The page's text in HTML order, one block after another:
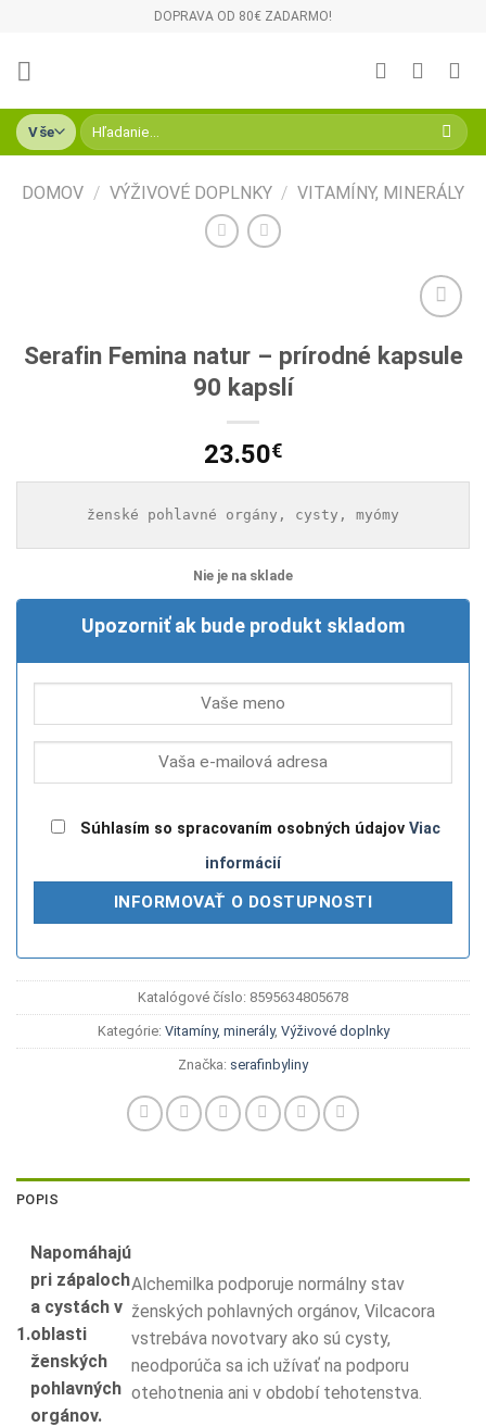
content
DOPRAVA OD 80€ ZADARMO!
Hľadať:
DOMOV / VÝŽIVOVÉ DOPLNKY / VITAMÍNY, MINERÁLY
zoznamu
Serafin Femina natur – prírodné kapsule
90 kapslí
23.50€
ženské pohlavné orgány, cysty, myómy
Nie je na sklade
Upozorniť ak bude produkt skladom
Súhlasím so spracovaním osobných údajov Viac
informácií
Katalógové číslo: 8595634805678
Kategórie: Vitamíny, minerály, Výživové doplnky
Značka: serafinbyliny
POPIS
1.
Napomáhajú
pri zápaloch
a cystách v
oblasti
ženských
pohlavných
orgánov.
Alchemilka podporuje normálny stav
ženských pohlavných orgánov, Vilcacora
vstrebáva novotvary ako sú cysty,
neodporúča sa ich užívať na podporu
otehotnenia ani v období tehotenstva.